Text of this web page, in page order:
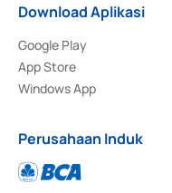
Download Aplikasi
Google Play
App Store
Windows App
Perusahaan Induk